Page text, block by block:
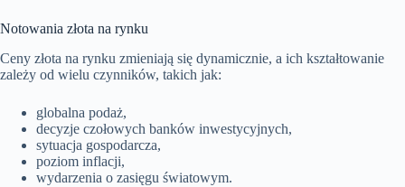
Notowania złota na rynku
Ceny złota na rynku zmieniają się dynamicznie, a ich kształtowanie
zależy od wielu czynników, takich jak:
globalna podaż,
decyzje czołowych banków inwestycyjnych,
sytuacja gospodarcza,
poziom inflacji,
wydarzenia o zasięgu światowym.